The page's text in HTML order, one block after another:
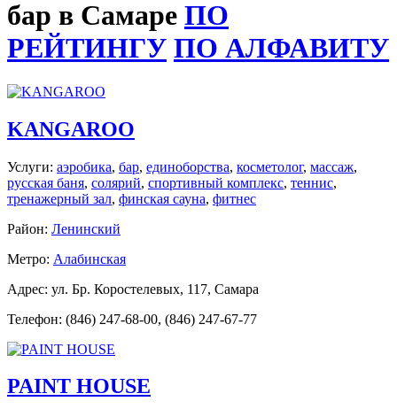
бар в Самаре ПО
РЕЙТИНГУ ПО АЛФАВИТУ
KANGAROO
Услуги: аэробика, бар, единоборства, косметолог, массаж,
русская баня, солярий, спортивный комплекс, теннис,
тренажерный зал, финская сауна, фитнес
Район: Ленинский
Метро: Алабинская
Адрес: ул. Бр. Коростелевых, 117, Самара
Телефон: (846) 247-68-00, (846) 247-67-77
PAINT HOUSE